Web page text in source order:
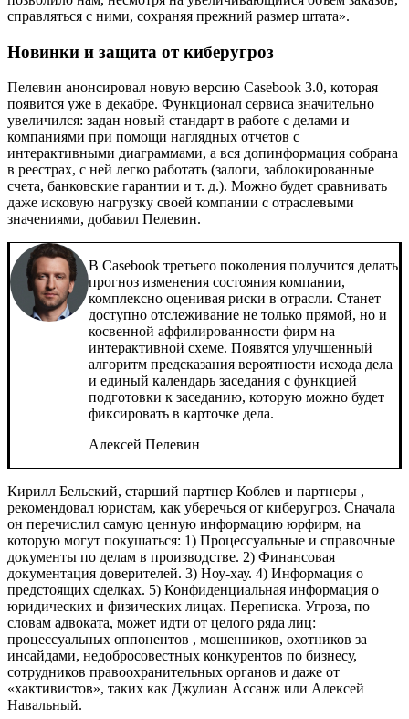
справляться с ними, сохраняя прежний размер штата».
Новинки и защита от киберугроз
Пелевин анонсировал новую версию Casebook 3.0, которая
появится уже в декабре. Функционал сервиса значительно
увеличился: задан новый стандарт в работе с делами и
компаниями при помощи наглядных отчетов с
интерактивными диаграммами, а вся допинформация собрана
в реестрах, с ней легко работать (залоги, заблокированные
счета, банковские гарантии и т. д.). Можно будет сравнивать
даже исковую нагрузку своей компании с отраслевыми
значениями, добавил Пелевин.
В Casebook третьего поколения получится делать
прогноз изменения состояния компании,
комплексно оценивая риски в отрасли. Станет
доступно отслеживание не только прямой, но и
косвенной аффилированности фирм на
интерактивной схеме. Появятся улучшенный
алгоритм предсказания вероятности исхода дела
и единый календарь заседания с функцией
подготовки к заседанию, которую можно будет
фиксировать в карточке дела.
Алексей Пелевин
Кирилл Бельский, старший партнер Коблев и партнеры ,
рекомендовал юристам, как уберечься от киберугроз. Сначала
он перечислил самую ценную информацию юрфирм, на
которую могут покушаться: 1) Процессуальные и справочные
документы по делам в производстве. 2) Финансовая
документация доверителей. 3) Ноу-хау. 4) Информация о
предстоящих сделках. 5) Конфиденциальная информация о
юридических и физических лицах. Переписка. Угроза, по
словам адвоката, может идти от целого ряда лиц:
процессуальных оппонентов , мошенников, охотников за
инсайдами, недобросовестных конкурентов по бизнесу,
сотрудников правоохранительных органов и даже от
«хактивистов», таких как Джулиан Ассанж или Алексей
Навальный.